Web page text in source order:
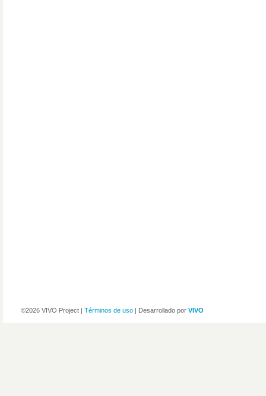
©2026 VIVO Project | Términos de uso | Desarrollado por VIVO